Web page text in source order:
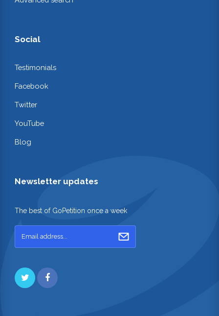
Social
Testimonials
Facebook
Twitter
YouTube
Blog
Newsletter updates
The best of GoPetition once a week